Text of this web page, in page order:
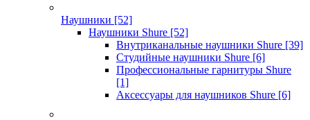
Наушники [52]
Наушники Shure [52]
Внутриканальные наушники Shure [39]
Студийные наушники Shure [6]
Профессиональные гарнитуры Shure
[1]
Аксессуары для наушников Shure [6]